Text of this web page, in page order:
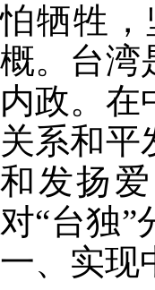
怕牺牲
概。台湾
内政。在
关系和平
和发扬
对“台独
一、实现